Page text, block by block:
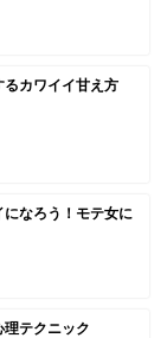
るカワイイ甘え方
なろう！モテ女に
テクニック